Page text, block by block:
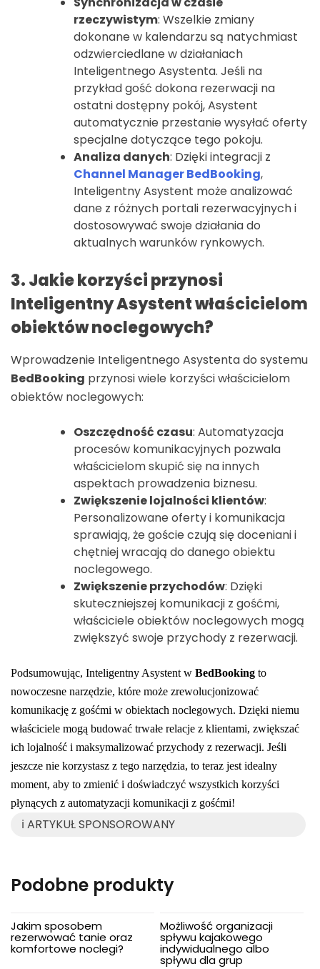
rzeczywistym: Wszelkie zmiany
dokonane w kalendarzu są natychmiast
odzwierciedlane w działaniach
Inteligentnego Asystenta. Jeśli na
przykład gość dokona rezerwacji na
ostatni dostępny pokój, Asystent
automatycznie przestanie wysyłać oferty
specjalne dotyczące tego pokoju.
Analiza danych: Dzięki integracji z
Channel Manager BedBooking,
Inteligentny Asystent może analizować
dane z różnych portali rezerwacyjnych i
dostosowywać swoje działania do
aktualnych warunków rynkowych.
3. Jakie korzyści przynosi
Inteligentny Asystent właścicielom
obiektów noclegowych?
Wprowadzenie Inteligentnego Asystenta do systemu
BedBooking przynosi wiele korzyści właścicielom
obiektów noclegowych:
Oszczędność czasu: Automatyzacja
procesów komunikacyjnych pozwala
właścicielom skupić się na innych
aspektach prowadzenia biznesu.
Zwiększenie lojalności klientów:
Personalizowane oferty i komunikacja
sprawiają, że goście czują się doceniani i
chętniej wracają do danego obiektu
noclegowego.
Zwiększenie przychodów: Dzięki
skuteczniejszej komunikacji z gośćmi,
właściciele obiektów noclegowych mogą
zwiększyć swoje przychody z rezerwacji.
Podsumowując, Inteligentny Asystent w BedBooking to
nowoczesne narzędzie, które może zrewolucjonizować
komunikację z gośćmi w obiektach noclegowych. Dzięki niemu
właściciele mogą budować trwałe relacje z klientami, zwiększać
ich lojalność i maksymalizować przychody z rezerwacji. Jeśli
jeszcze nie korzystasz z tego narzędzia, to teraz jest idealny
moment, aby to zmienić i doświadczyć wszystkich korzyści
płynących z automatyzacji komunikacji z gośćmi!
ℹ️ ARTYKUŁ SPONSOROWANY
Podobne produkty
Jakim sposobem
rezerwować tanie oraz
komfortowe noclegi?
Możliwość organizacji
spływu kajakowego
indywidualnego albo
spływu dla grup